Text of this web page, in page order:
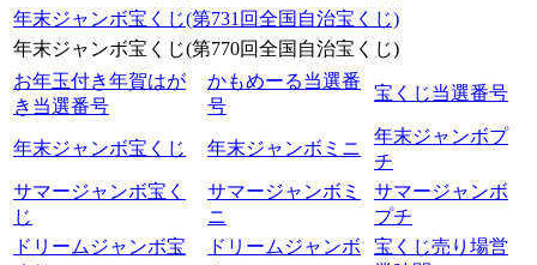
年末ジャンボ宝くじ(第731回全国自治宝くじ)
年末ジャンボ宝くじ(第770回全国自治宝くじ)
お年玉付き年賀はが
き当選番号
かもめーる当選番
号
宝くじ当選番号
年末ジャンボ宝くじ 年末ジャンボミニ
年末ジャンボプ
チ
サマージャンボ宝く
じ
サマージャンボミ
ニ
サマージャンボ
プチ
ドリームジャンボ宝
ドリームジャンボ
宝くじ売り場営